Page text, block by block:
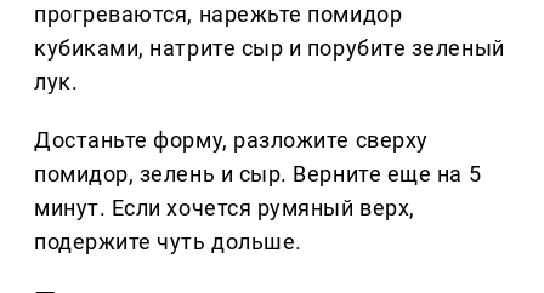
прогреваются, нарежьте помидор
кубиками, натрите сыр и порубите зеленый
лук.
Достаньте форму, разложите сверху
помидор, зелень и сыр. Верните еще на 5
минут. Если хочется румяный верх,
подержите чуть дольше.